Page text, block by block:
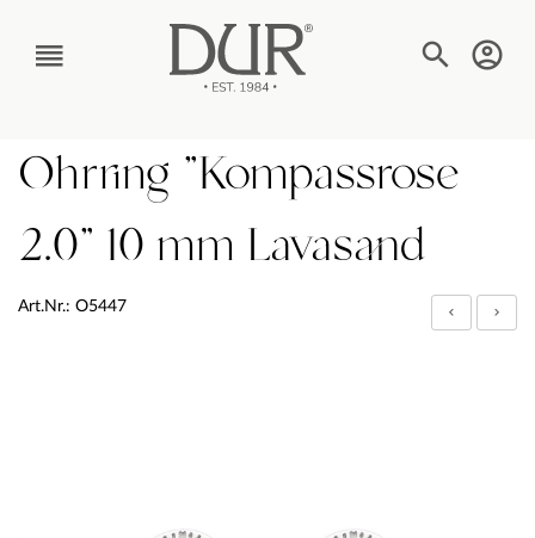
TEXT_BTN_MENU
Ohrring "Kompassrose
2.0" 10 mm Lavasand
Art.Nr.: O5447